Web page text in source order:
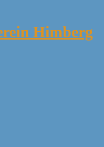
Himberg